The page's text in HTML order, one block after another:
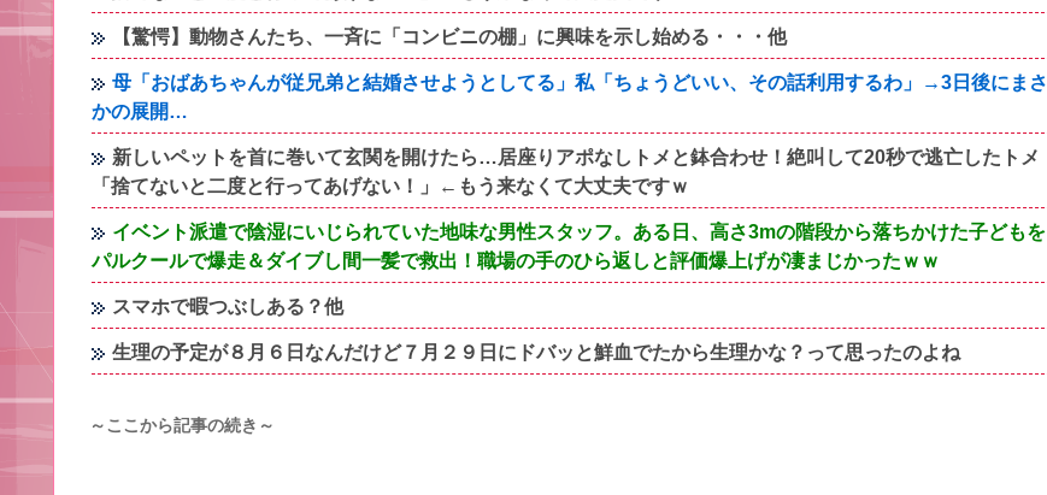
【驚愕】動物さんたち、一斉に「コンビニの棚」に興味を示し始める・・・他
母「おばあちゃんが従兄弟と結婚させようとしてる」私「ちょうどいい、その話利用するわ」→3日後にまさ
かの展開…
新しいペットを首に巻いて玄関を開けたら…居座りアポなしトメと鉢合わせ！絶叫して20秒で逃亡したトメ
「捨てないと二度と行ってあげない！」←もう来なくて大丈夫ですｗ
イベント派遣で陰湿にいじられていた地味な男性スタッフ。ある日、高さ3mの階段から落ちかけた子どもを
パルクールで爆走＆ダイブし間一髪で救出！職場の手のひら返しと評価爆上げが凄まじかったｗｗ
スマホで暇つぶしある？他
生理の予定が８月６日なんだけど７月２９日にドバッと鮮血でたから生理かな？って思ったのよね
～ここから記事の続き～